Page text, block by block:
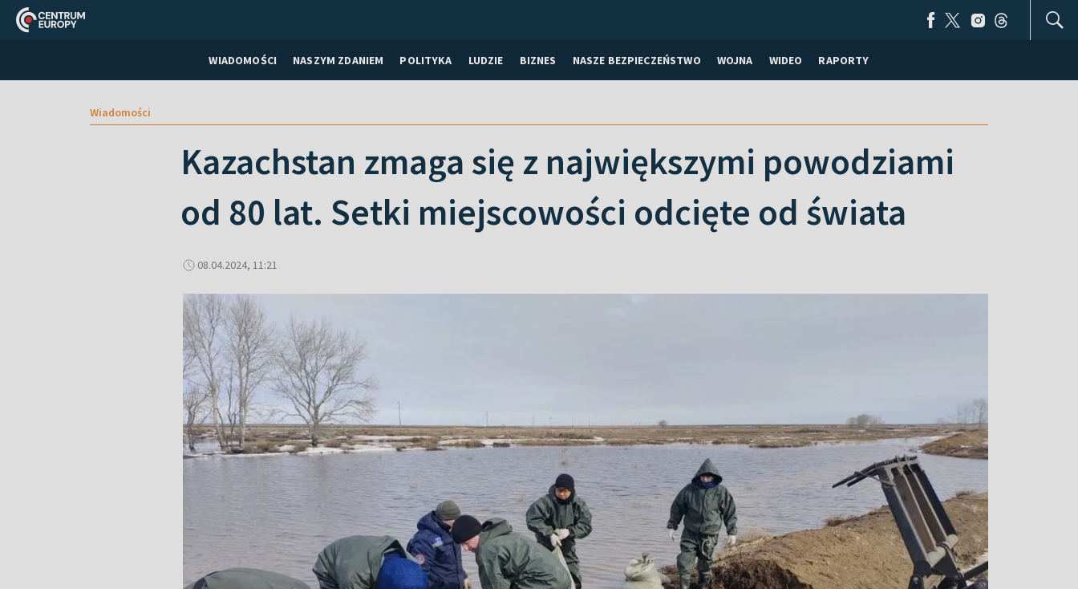
WIADOMOŚCI NASZYM ZDANIEM POLITYKA LUDZIE BIZNES NASZE BEZPIECZEŃSTWO WOJNA WIDEO RAPORTY
Wiadomości
Kazachstan zmaga się z największymi powodziami
od 80 lat. Setki miejscowości odcięte od świata
08.04.2024, 11:21